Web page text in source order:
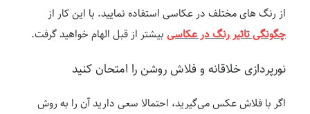
از رنگ های مختلف در عکاسی استفاده نمایید. با این کار از
چگونگی تاثیر رنگ در عکاسیبیشتر از قبل الهام خواهید گرفت.
نورپردازی خلاقانه و فلاش روشن را امتحان کنید
اگر با فلاش عکس می‌گیرید، احتمالا سعی دارید آن را به روش